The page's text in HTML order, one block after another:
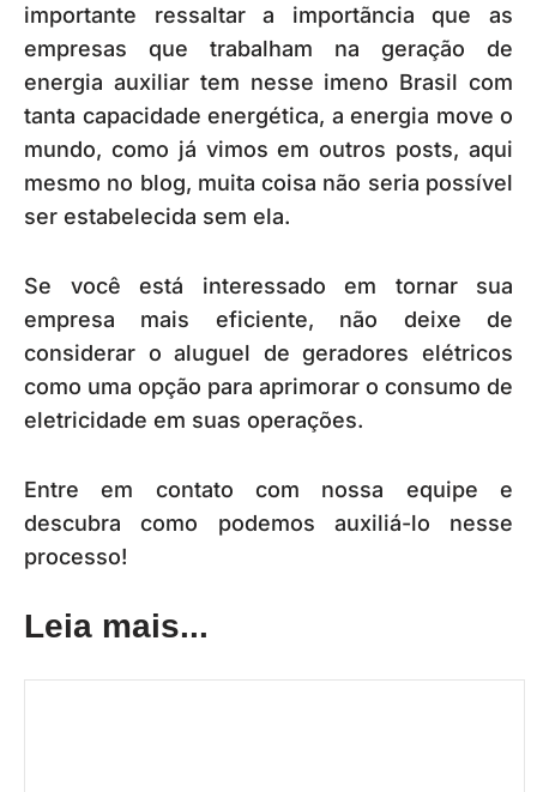
importante ressaltar a importãncia que as
empresas que trabalham na geração de
energia auxiliar tem nesse imeno Brasil com
tanta capacidade energética, a energia move o
mundo, como já vimos em outros posts, aqui
mesmo no blog, muita coisa não seria possível
ser estabelecida sem ela.
Se você está interessado em tornar sua
empresa mais eficiente, não deixe de
considerar o aluguel de geradores elétricos
como uma opção para aprimorar o consumo de
eletricidade em suas operações.
Entre em contato com nossa equipe e
descubra como podemos auxiliá-lo nesse
processo!
Leia mais...